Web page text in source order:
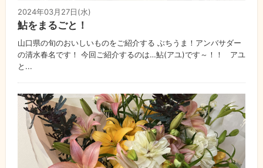
2024年03月27日(水)
鮎をまるごと！
山口県の旬のおいしいものをご紹介する ぶちうま！アンバサダー
の清水春名です！ 今回ご紹介するのは…鮎(アユ)です～！！ アユ
と...